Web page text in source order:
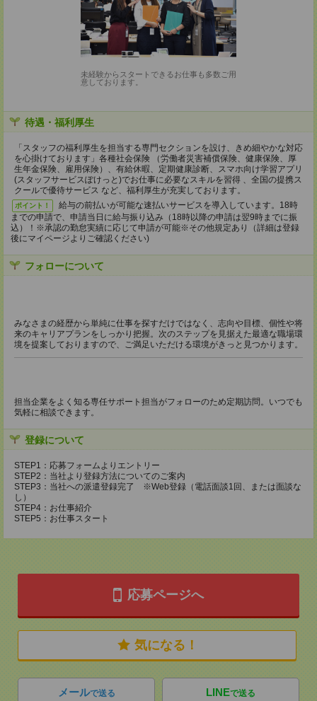
未経験からスタートできるお仕事も多数ご用
意しております。
待遇・福利厚生
「スタッフの福利厚生を担当する専門セクションを設け、きめ細やかな対応
を心掛けております」各種社会保険 （労働者災害補償保険、健康保険、厚
生年金保険、雇用保険）、有給休暇、定期健康診断、スマホ向け学習アプリ
(スタッフサービスぽけっと)でお仕事に必要なスキルを習得 、全国の提携ス
クールで優待サービス など、福利厚生が充実しております。
ポイント！
給与の前払いが可能な速払いサービスを導入しています。18時
までの申請で、申請当日に給与振り込み（18時以降の申請は翌9時までに振
込）！※承認の勤怠実績に応じて申請が可能※その他規定あり（詳細は登録
後にマイページよりご確認ください)
フォローについて
みなさまの経歴から単純に仕事を探すだけではなく、志向や目標、個性や将
来のキャリアプランをしっかり把握。次のステップを見据えた最適な職場環
境を提案しておりますので、ご満足いただける環境がきっと見つかります。
担当企業をよく知る専任サポート担当がフォローのため定期訪問。いつでも
気軽に相談できます。
登録について
STEP1：応募フォームよりエントリー
STEP2：当社より登録方法についてのご案内
STEP3：当社への派遣登録完了 ※Web登録（電話面談1回、または面談な
し）
STEP4：お仕事紹介
STEP5：お仕事スタート
応募ページへ
気になる！
メールで送る LINEで送る